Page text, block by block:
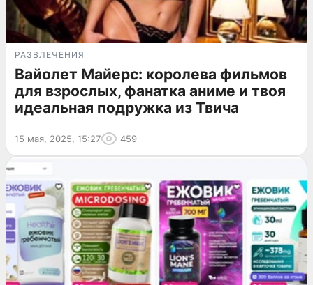
РАЗВЛЕЧЕНИЯ
Вайолет Майерс: королева фильмов
для взрослых, фанатка аниме и твоя
идеальная подружка из Твича
15 мая, 2025, 15:27 459